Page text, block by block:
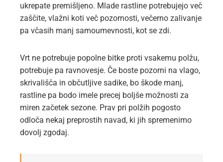
ukrepate premišljeno. Mlade rastline potrebujejo več
zaščite, vlažni koti več pozornosti, večerno zalivanje
pa včasih manj samoumevnosti, kot se zdi.
Vrt ne potrebuje popolne bitke proti vsakemu polžu,
potrebuje pa ravnovesje. Če boste pozorni na vlago,
skrivališča in občutljive sadike, bo škode manj,
rastline pa bodo imele precej boljše možnosti za
miren začetek sezone. Prav pri polžih pogosto
odloča nekaj preprostih navad, ki jih spremenimo
dovolj zgodaj.